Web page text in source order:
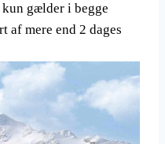
gælder i begge
af mere end 2 dages